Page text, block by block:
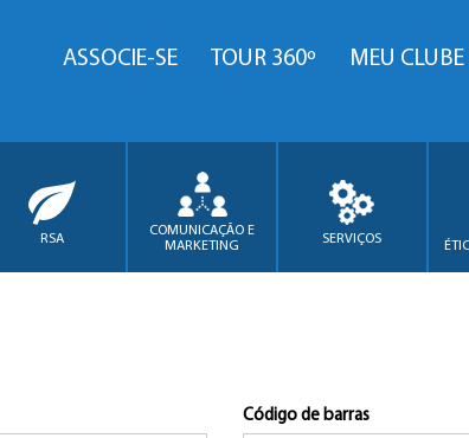
ASSOCIE-SE TOUR 360º MEU CLUBE
RSA
COMUNICAÇÃO E
MARKETING
SERVIÇOS
Código de barras